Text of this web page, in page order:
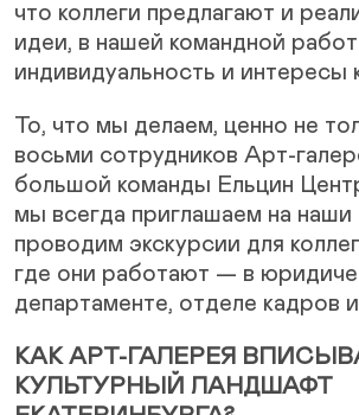
что коллеги предлагают и
идеи, в нашей командной
индивидуальность и интересы
То, что мы делаем, ценно не
восьми сотрудников Арт-
большой команды Ельцин
мы всегда приглашаем на наши
проводим экскурсии для
где они работают — в
департаменте, отделе кадров
КАК АРТ-ГАЛЕРЕЯ
КУЛЬТУРНЫЙ ЛАНДШАФТ